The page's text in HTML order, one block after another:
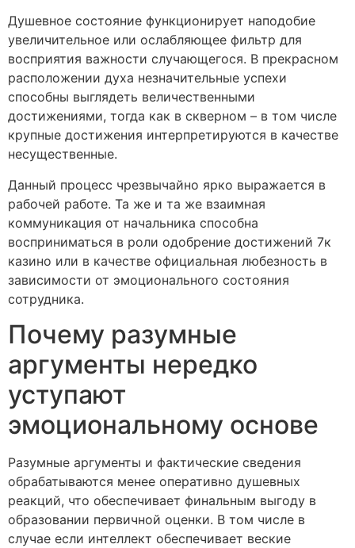
Душевное состояние функционирует наподобие
увеличительное или ослабляющее фильтр для
восприятия важности случающегося. В прекрасном
расположении духа незначительные успехи
способны выглядеть величественными
достижениями, тогда как в скверном – в том числе
крупные достижения интерпретируются в качестве
несущественные.
Данный процесс чрезвычайно ярко выражается в
рабочей работе. Та же и та же взаимная
коммуникация от начальника способна
восприниматься в роли одобрение достижений 7к
казино или в качестве официальная любезность в
зависимости от эмоционального состояния
сотрудника.
Почему разумные
аргументы нередко
уступают
эмоциональному основе
Разумные аргументы и фактические сведения
обрабатываются менее оперативно душевных
реакций, что обеспечивает финальным выгоду в
образовании первичной оценки. В том числе в
случае если интеллект обеспечивает веские